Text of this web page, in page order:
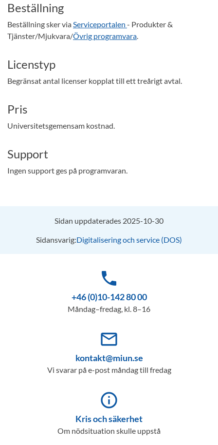
Beställning
Beställning sker viaServiceportalen - Produkter &
Tjänster/Mjukvara/Övrig programvara.
Licenstyp
Begränsat antal licenser kopplat till ett treårigt avtal.
Pris
Universitetsgemensam kostnad.
Support
Ingen support ges på programvaran.
Sidan uppdaterades 2025-10-30
Sidansvarig:Digitalisering och service (DOS)
phone
+46 (0)10-142 80 00
Måndag–fredag, kl. 8–16
mail_outline
kontakt@miun.se
Vi svarar på e-post måndag till fredag
info_outline
Kris och säkerhet
Om nödsituation skulle uppstå